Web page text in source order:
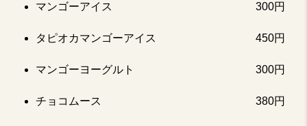
マンゴーアイス 300円
タピオカマンゴーアイス 450円
マンゴーヨーグルト 300円
チョコムース 380円